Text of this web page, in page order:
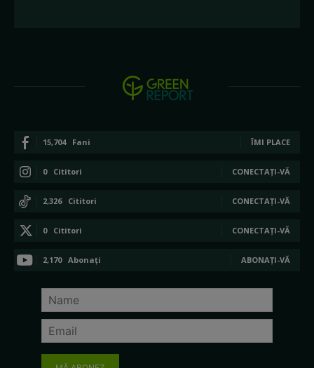
15,704 Fani ÎMI PLACE
0 Cititori CONECTAȚI-VĂ
2,326 Cititori CONECTAȚI-VĂ
0 Cititori CONECTAȚI-VĂ
2,170 Abonați ABONAȚI-VĂ